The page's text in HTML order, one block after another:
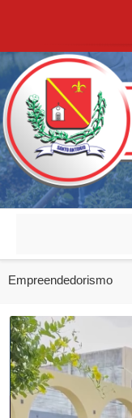
Empreendedorismo